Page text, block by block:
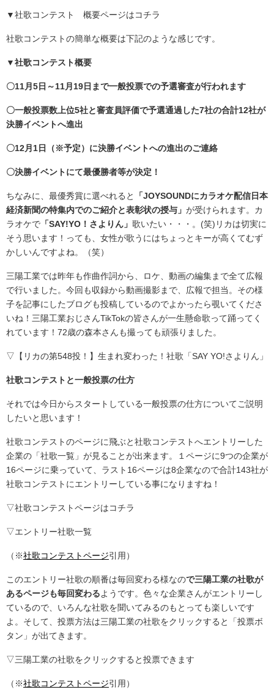
▼社歌コンテスト 概要ページはコチラ
社歌コンテストの簡単な概要は下記のような感じです。
▼社歌コンテスト概要
〇11月5日～11月19日まで一般投票での予選審査が行われます
〇一般投票数上位5社と審査員評価で予選通過した7社の合計12社が
決勝イベントへ進出
〇12月1日（※予定）に決勝イベントへの進出のご連絡
〇決勝イベントにて最優勝者等が決定！
ちなみに、最優秀賞に選べれると
「JOYSOUNDにカラオケ配信日本
経済新聞の特集内でのご紹介と表彰状の授与」 が受けられます。カ
ラオケで 「SAY!YO！さよりん」 歌いたい・・・。(笑)リカは切実に
そう思います！っても、女性が歌うにはちょっとキーが高くてむず
かしいんですよね。（笑）
三陽工業では昨年も作曲作詞から、ロケ、動画の編集まで全て広報
で行いました。今回も収録から動画撮影まで、広報で担当。その様
子を記事にしたブログも投稿しているのでよかったら覗いてくださ
いね！三陽工業おじさんTikTokの皆さんが一生懸命歌って踊ってく
れています！72歳の森本さんも撮っても頑張りました。
▽【リカの第548投！】生まれ変わった！社歌「SAY YO!さよりん」
社歌コンテストと一般投票の仕方
それでは今日からスタートしている一般投票の仕方についてご説明
したいと思います！
社歌コンテストのページに飛ぶと社歌コンテストへエントリーした
企業の「社歌一覧」が見ることが出来ます。１ページに9つの企業が
16ページに乗っていて、ラスト16ページは8企業なので合計143社が
社歌コンテストにエントリーしている事になりますね！
▽社歌コンテストページはコチラ
▽エントリー社歌一覧
（※社歌コンテストページ引用）
このエントリー社歌の順番は毎回変わる様なので三陽工業の社歌が
あるページも毎回変わるようです。色々な企業さんがエントリーし
ているので、いろんな社歌を聞いてみるのもとっても楽しいです
よ。そして、投票方法は三陽工業の社歌をクリックすると「投票ボ
タン」が出てきます。
▽三陽工業の社歌をクリックすると投票できます
（※社歌コンテストページ引用）